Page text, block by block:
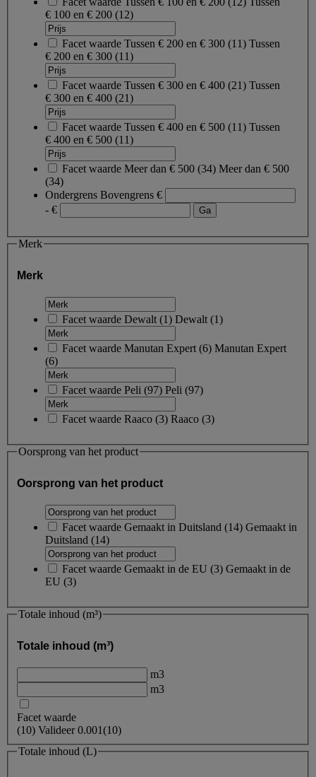
€ 100 en € 200 (12)
Facet waarde Tussen € 200 en € 300 (11) Tussen
€ 200 en € 300 (11)
Facet waarde Tussen € 300 en € 400 (21) Tussen
€ 300 en € 400 (21)
Facet waarde Tussen € 400 en € 500 (11) Tussen
€ 400 en € 500 (11)
Facet waarde Meer dan € 500 (34) Meer dan € 500
(34)
Ondergrens Bovengrens €
- €
Merk
Merk
Facet waarde Dewalt (1) Dewalt (1)
Facet waarde Manutan Expert (6) Manutan Expert
(6)
Facet waarde Peli (97) Peli (97)
Facet waarde Raaco (3) Raaco (3)
Oorsprong van het product
Oorsprong van het product
Facet waarde Gemaakt in Duitsland (14) Gemaakt in
Duitsland (14)
Facet waarde Gemaakt in de EU (3) Gemaakt in de
EU (3)
Totale inhoud (m³)
Totale inhoud (m³)
m3
m3
Facet waarde
(10) Valideer0.001(10)
Totale inhoud (L)